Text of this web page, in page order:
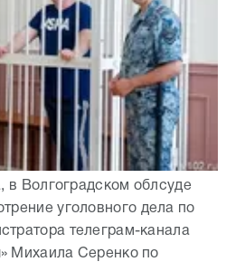
в Волгоградском облсуде
уголовного дела по
телеграм-канала
Михаила Серенко по